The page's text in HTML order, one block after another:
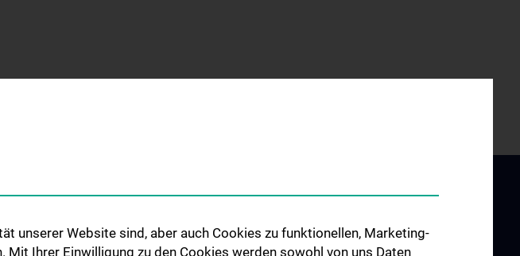
unserer Website sind, aber auch Cookies zu funktionellen, Marketing-
Ihrer Einwilligung zu den Cookies werden sowohl von uns Daten